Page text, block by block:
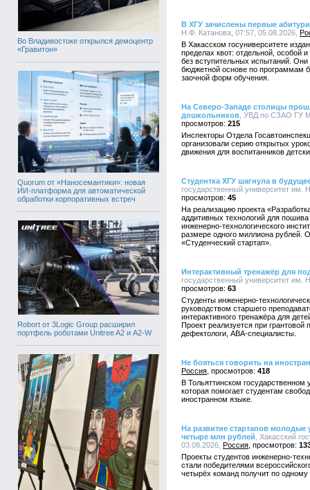
Во Владивостоке открылся демоцентр
«Гравитон»
Quorum от «Наносемантики»: новая
ИИ-платформа для автоматической
обработки корпоративных встреч
Robort от 3Logic Group расширил
портфель роботами Unitree A2 и A2-W
В ХГУ зачислены первые
Н.Ф. Катанова, 07:57, 05.08.2026,
В Хакасском госуниверситете
пределах квот: отдельной, особой
без вступительных испытаний.
бюджетной основе по программам
заочной форм обучения.
На Северо-Западе столицы
дошкольников , УВД по СЗАО ГУ
215
Инспекторы Отдела
организовали серию открытых
движения для воспитанников
Студентка ХГУ шагнула в
государственный университет им.
45
На реализацию проекта
аддитивных технологий для
инженерно-технологического
размере одного миллиона рублей.
«Студенческий стартап».
Интерактивный тренажёр для
государственный университет им.
63
Студенты инженерно-
руководством старшего
интерактивного тренажёра для
Проект реализуется при грантовой
дефектологи, АВА-специалисты.
Не бояться говорить на
Россия
418
В Тольяттинском государственном
которая помогает студентам
иностранном языке.
На развитие стартапов
четыре млн рублей , Хакасский
03.08.2026, Россия
Проекты студентов инженерно-
стали победителями
четырёх команд получит по